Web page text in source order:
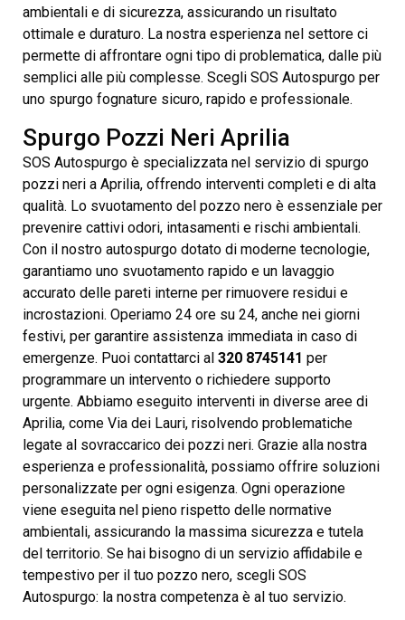
ambientali e di sicurezza, assicurando un risultato
ottimale e duraturo. La nostra esperienza nel settore ci
permette di affrontare ogni tipo di problematica, dalle più
semplici alle più complesse. Scegli SOS Autospurgo per
uno spurgo fognature sicuro, rapido e professionale.
Spurgo Pozzi Neri Aprilia
SOS Autospurgo è specializzata nel servizio di spurgo
pozzi neri a Aprilia, offrendo interventi completi e di alta
qualità. Lo svuotamento del pozzo nero è essenziale per
prevenire cattivi odori, intasamenti e rischi ambientali.
Con il nostro autospurgo dotato di moderne tecnologie,
garantiamo uno svuotamento rapido e un lavaggio
accurato delle pareti interne per rimuovere residui e
incrostazioni. Operiamo 24 ore su 24, anche nei giorni
festivi, per garantire assistenza immediata in caso di
emergenze. Puoi contattarci al 320 8745141 per
programmare un intervento o richiedere supporto
urgente. Abbiamo eseguito interventi in diverse aree di
Aprilia, come Via dei Lauri, risolvendo problematiche
legate al sovraccarico dei pozzi neri. Grazie alla nostra
esperienza e professionalità, possiamo offrire soluzioni
personalizzate per ogni esigenza. Ogni operazione
viene eseguita nel pieno rispetto delle normative
ambientali, assicurando la massima sicurezza e tutela
del territorio. Se hai bisogno di un servizio affidabile e
tempestivo per il tuo pozzo nero, scegli SOS
Autospurgo: la nostra competenza è al tuo servizio.